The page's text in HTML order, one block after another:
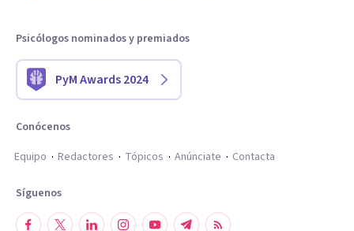
Psicólogos nominados y premiados
PyM Awards 2024
Conócenos
Equipo
Redactores Tópicos Anúnciate Contacta
Síguenos